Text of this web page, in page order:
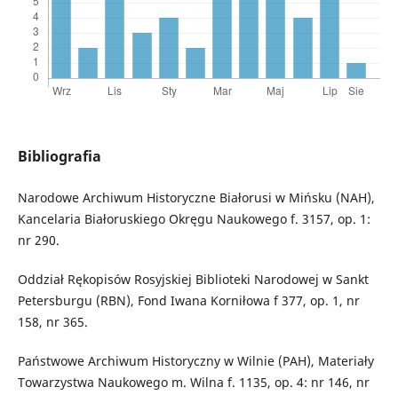
Bibliografia
Narodowe Archiwum Historyczne Białorusi w Mińsku (NAH),
Kancelaria Białoruskiego Okręgu Naukowego f. 3157, op. 1:
nr 290.
Oddział Rękopisów Rosyjskiej Biblioteki Narodowej w Sankt
Petersburgu (RBN), Fond Iwana Korniłowa f 377, op. 1, nr
158, nr 365.
Państwowe Archiwum Historyczny w Wilnie (PAH), Materiały
Towarzystwa Naukowego m. Wilna f. 1135, op. 4: nr 146, nr